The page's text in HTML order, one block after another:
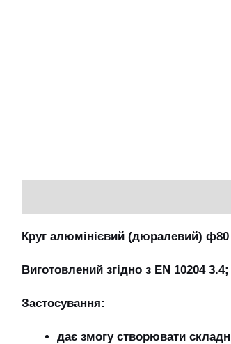
Круг алюмінієвий (дюралевий)
Виготовлений згідно з EN 10204
Застосування:
дає змогу створювати